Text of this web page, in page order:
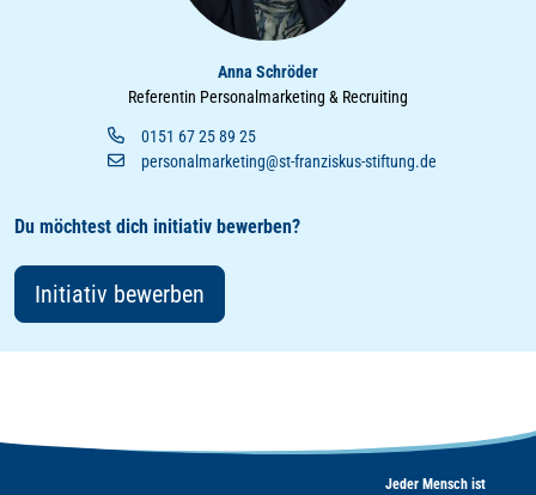
Anna Schröder
Referentin Personalmarketing & Recruiting
0151 67 25 89 25
personalmarketing@st-franziskus-stiftung.de
Du möchtest dich initiativ bewerben?
Initiativ bewerben
Jeder Mensch ist